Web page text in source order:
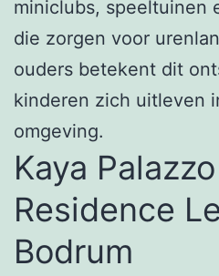
miniclubs, speeltuinen
die zorgen voor
ouders betekent dit
kinderen zich uitleven
omgeving.
Kaya
Residence
Bodrum